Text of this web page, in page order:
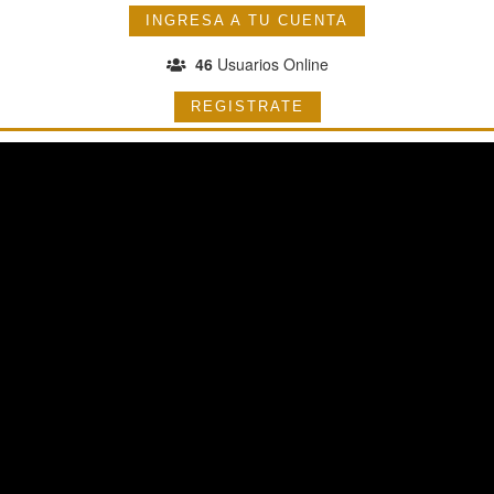
INGRESA A TU CUENTA
46Usuarios Online
REGISTRATE